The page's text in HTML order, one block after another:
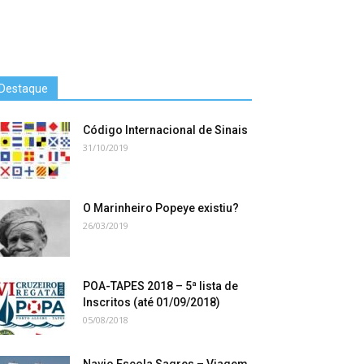
Código Internacional de Sinais
31/10/2019
O Marinheiro Popeye existiu?
26/03/2019
POA-TAPES 2018 – 5ª lista de
Inscritos (até 01/09/2018)
05/08/2018